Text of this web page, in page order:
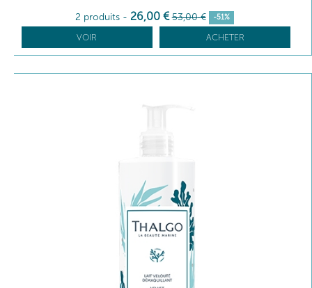
2 produits - 26,00 € 53,00 € -51%
VOIR ACHETER